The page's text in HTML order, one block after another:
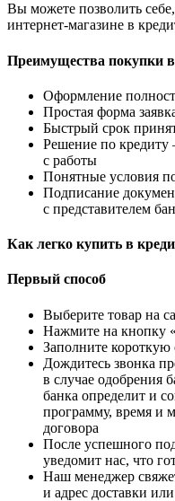
Вы можете позволить
интернет-магазине в
Преимущества покупки
Оформление
Простая форма
Быстрый срок
Решение по
с работы
Понятные условия
Подписание
с представителем
Как легко купить в
Первый способ
Выберите товар на
Нажмите на кнопку
Заполните короткую
Дождитесь звонка
в случае одобрения
банка определит и
программу, время и
договора
После успешного
уведомит нас, что
Наш менеджер
и адрес доставки